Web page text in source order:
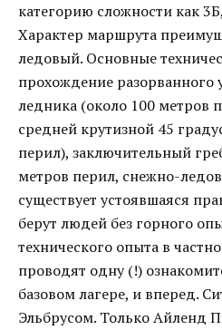
категорию сложности как
Характер маршрута
ледовый. Основные
прохождение разорванного
ледника (около 100 метров
средней крутизной 45
перил), заключительный
метров перил, снежно-
существует устоявшаяся
берут людей без горного
технического опыта в
проводят одну (!)
базовом лагере, и вперед.
Эльбрусом. Только Айленд